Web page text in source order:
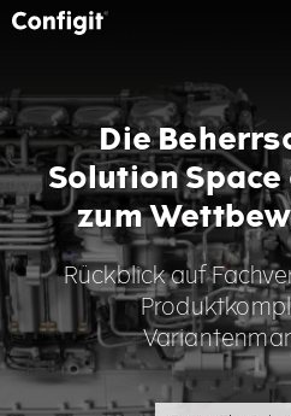
Skip
to
Die
Solution
zum
Rückblick auf